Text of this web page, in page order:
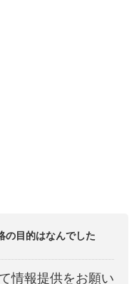
目的はなんでした
情報提供をお願い